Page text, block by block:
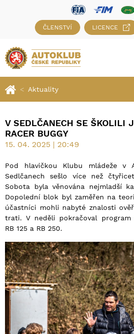
ČLENSTVÍ LICENCE
Aktuality
V SEDLČANECH SE ŠKOLILI
RACER BUGGY
15. 04. 2025 | 20:49
Pod hlavičkou Klubu mládeže v
Sedlčanech sešlo více než
Sobota byla věnována nejmladší
Dopolední blok byl zaměřen na
účastníci mohli nabyté znalosti
trati. V neděli pokračoval
RB 125 a RB 250.